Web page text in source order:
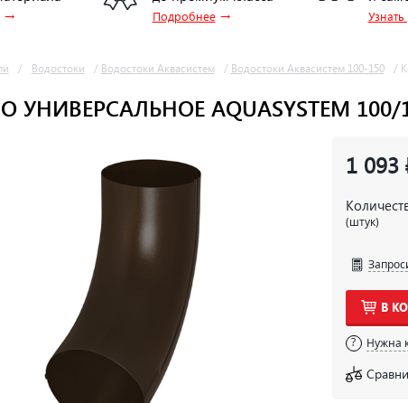
→ Подробнее→
/ Водостоки / Водостоки Аквасистем / Водостоки Аквасистем 100-150 /
УНИВЕРСАЛЬНОЕ AQUASYSTEM 100/
1 093
(штук)
В
Нужна